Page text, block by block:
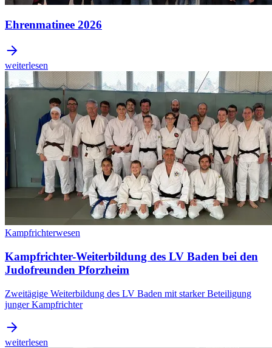
Ehrenmatinee 2026
weiterlesen
Kampfrichterwesen
Kampfrichter-Weiterbildung des LV Baden bei den
Judofreunden Pforzheim
Zweitägige Weiterbildung des LV Baden mit starker Beteiligung
junger Kampfrichter
weiterlesen